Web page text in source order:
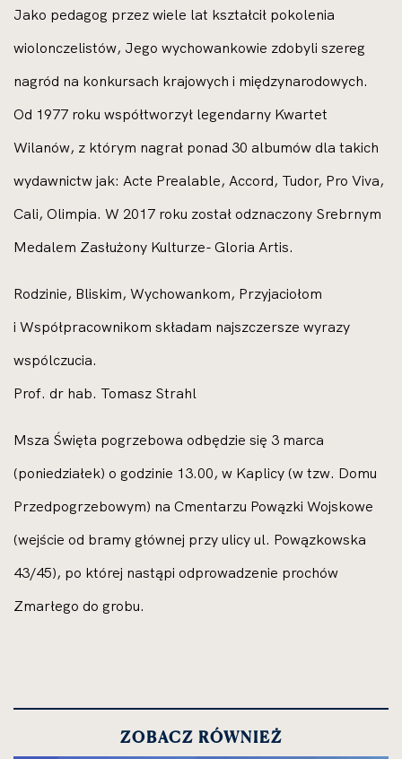
Jako pedagog przez wiele lat kształcił pokolenia
wiolonczelistów, Jego wychowankowie zdobyli szereg
nagród na konkursach krajowych i międzynarodowych.
Od 1977 roku współtworzył legendarny Kwartet
Wilanów, z którym nagrał ponad 30 albumów dla takich
wydawnictw jak: Acte Prealable, Accord, Tudor, Pro Viva,
Cali, Olimpia. W 2017 roku został odznaczony Srebrnym
Medalem Zasłużony Kulturze- Gloria Artis.
Rodzinie, Bliskim, Wychowankom, Przyjaciołom
i Współpracownikom składam najszczersze wyrazy
wspólczucia.
Prof. dr hab. Tomasz Strahl
Msza Święta pogrzebowa odbędzie się 3 marca
(poniedziałek) o godzinie 13.00, w Kaplicy (w tzw. Domu
Przedpogrzebowym) na Cmentarzu Powązki Wojskowe
(wejście od bramy głównej przy ulicy ul. Powązkowska
43/45), po której nastąpi odprowadzenie prochów
Zmarłego do grobu.
ZOBACZ RÓWNIEŻ